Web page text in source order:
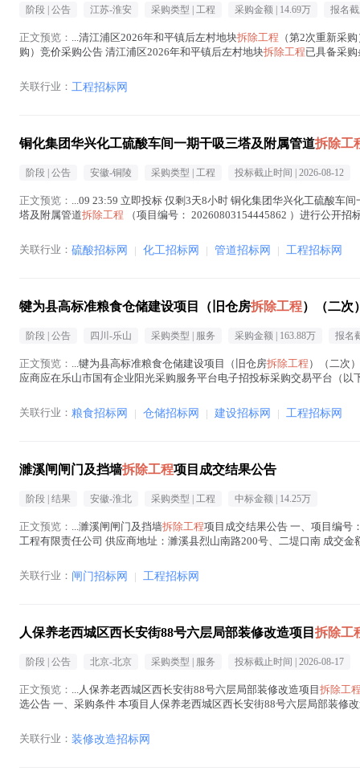
阶段 | 公告 江苏-淮安 采购类型 | 工程 采购金额 | 14.69万 报名
正文预览： ...清江浦区2026年和平镇后左村地块拆除工程 （第2次重新采
购）竞价采购公告 清江浦区2026年和平镇后左村地块拆除工程已具备采
关联行业： 工程招标网
铜化集团华兴化工硫酸车间一期干吸三塔及附属管道拆除工
阶段 | 公告 安徽-铜陵 采购类型 | 工程 投标截止时间 | 2026-08-12
正文预览： ...09 23:59 立即投标 仅剩3天8小时 铜化集团华兴化工硫酸车
塔及附属管道拆除工程 （项目编号： 20260803154445862 ）进行公开
关联行业： 硫酸招标网 | 化工招标网 | 管道招标网 | 工程招标网
犍为县高标准粮食仓储建设项目（旧仓房拆除工程）（二次
阶段 | 公告 四川-乐山 采购类型 | 服务 采购金额 | 163.88万 报名
正文预览： ...犍为县高标准粮食仓储建设项目（旧仓房拆除工程 ）（二次
应商应在乐山市国有企业阳光采购服务平台电子招投标采购交易平台（
关联行业： 粮食招标网 | 仓储招标网 | 建设招标网 | 工程招标网
濉溪闸闸门及挡墙拆除工程项目成交结果公告
阶段 | 结果 安徽-淮北 采购类型 | 工程 中标金额 | 14.25万
正文预览： ...濉溪闸闸门及挡墙拆除工程项目成交结果公告 一、项目编号
工程有限责任公司 供应商地址：濉溪县烈山南路200号、二堤口南 成交
关联行业： 闸门招标网 | 工程招标网
人保养老西城区西长安街88号六层局部装修改造项目 拆除工
阶段 | 公告 北京-北京 采购类型 | 服务 投标截止时间 | 2026-08-17
正文预览： ...人保养老西城区西长安街88号六层局部装修改造项目 拆除工
选公告 一、采购条件 本项目人保养老西城区西长安街88号六层局部装修
关联行业： 装修改造招标网